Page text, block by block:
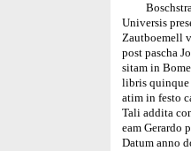
Universis
Zautboemell
post pascha
sitam in
libris quinque
atim in festo
Tali addita
eam Gerardo
Datum anno